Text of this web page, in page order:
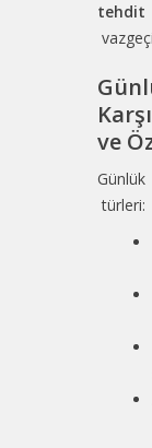
tehdit
ve
türleri: